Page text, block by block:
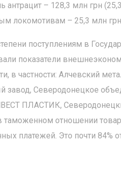
антрацит – 128,3 млн грн
локомотивам – 25,3 млн грн
поступлениям в
показатели
в частности: Алчевский
завод, Северодонецкое
ПЛАСТИК,
таможенном отношении
платежей. Это почти 84%